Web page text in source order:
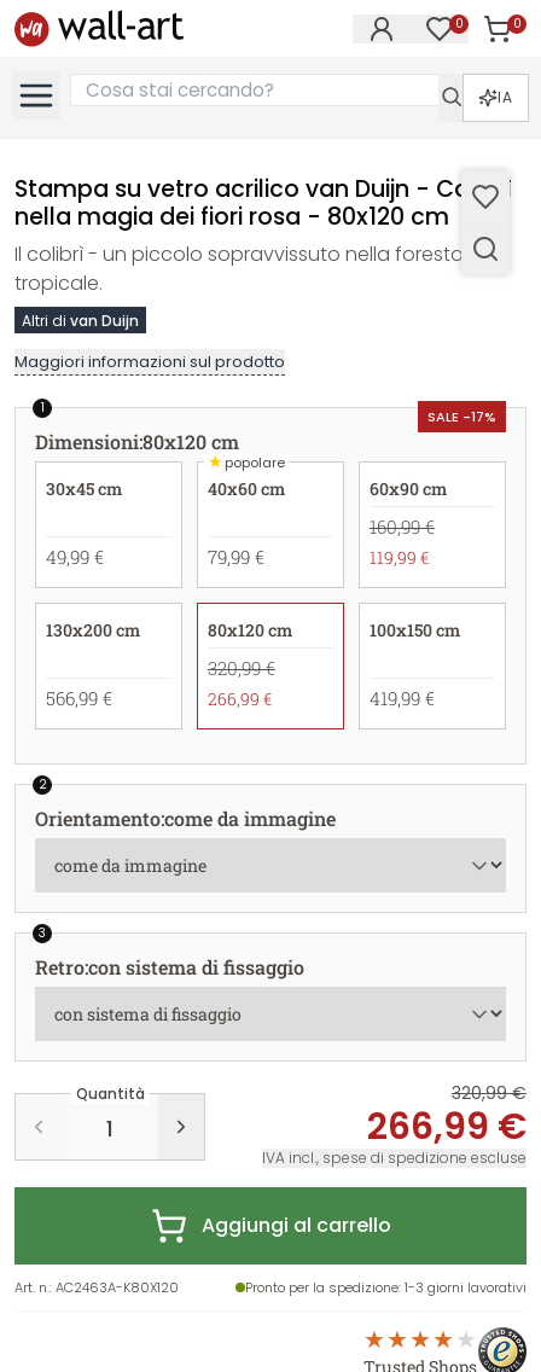
0 0
IA
Stampa su vetro acrilico van Duijn - Colibrì
nella magia dei fiori rosa - 80x120 cm
Il colibrì - un piccolo sopravvissuto nella foresta
tropicale.
Altri di van Duijn
Maggiori informazioni sul prodotto
SALE -17%
1
Dimensioni:80x120 cm
30x45 cm
49,99 €
★popolare
40x60 cm
79,99 €
60x90 cm
160,99 €
119,99 €
130x200 cm
566,99 €
80x120 cm
320,99 €
266,99 €
100x150 cm
419,99 €
2
Orientamento:come da immagine
3
Retro:con sistema di fissaggio
Quantità 320,99 €
266,99 €
IVA incl., spese di spedizione escluse
Aggiungi al carrello
Art. n.:AC2463A-K80X120 Pronto per la spedizione: 1-3 giorni lavorativi
Trusted Shops